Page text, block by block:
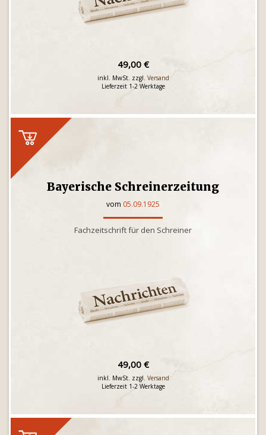
49,00 €
inkl. MwSt. zzgl. Versand
Lieferzeit 1-2 Werktage
Bayerische Schreinerzeitung
vom 05.09.1925
Fachzeitschrift für den Schreiner
49,00 €
inkl. MwSt. zzgl. Versand
Lieferzeit 1-2 Werktage